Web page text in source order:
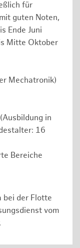
für
guten Noten,
Ende Juni
Mitte Oktober
Mechatronik)
(Ausbildung in
16
Bereiche
bei der Flotte
vom